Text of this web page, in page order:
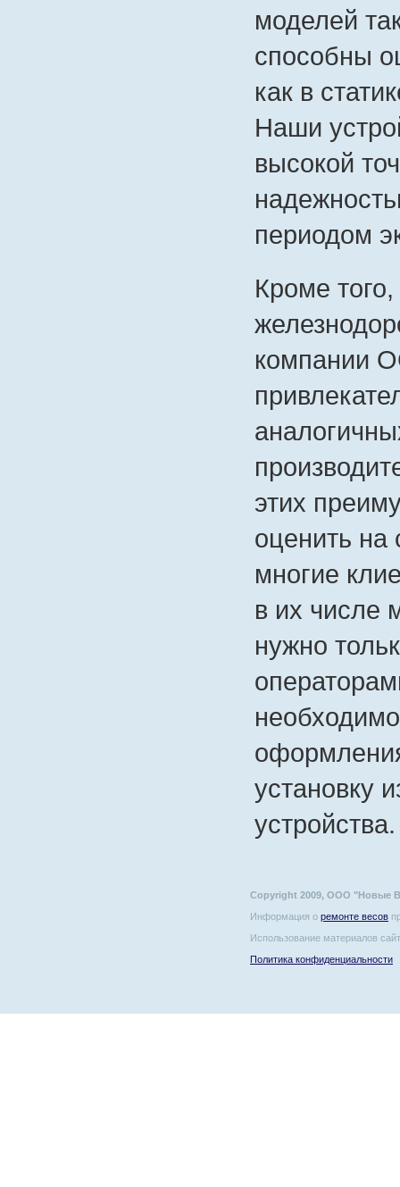
моделей
способны
как в
Наши
высокой
периодом
Кроме того,
компании
этих
оценить на
многие
в их числе
нужно
установку
устройства.
Copyright 2009, ООО "Новые
Информация о ремонте весов
Использование материалов
Политика конфиденциальности